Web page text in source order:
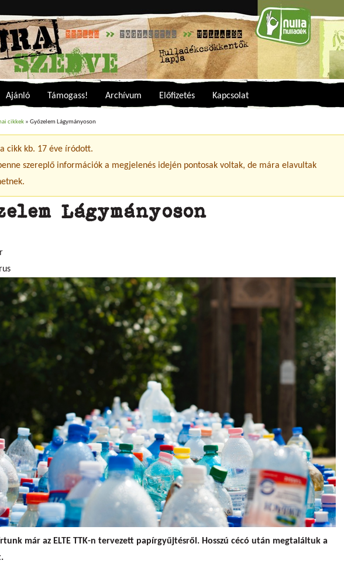
Ajánló Támogass! Archívum Előfizetés Kapcsolat
cikkek » Győzelem Lágymányoson
üzenet
a cikk kb. 17 éve íródott.
szereplő információk a megjelenés idején pontosak voltak, de mára elavultak
Lágymányoson
már az ELTE TTK-n tervezett papírgyűjtésről. Hosszú cécó után megtaláltuk a